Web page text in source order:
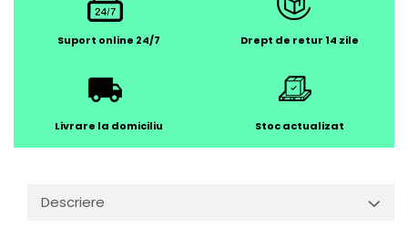
Suport online 24/7 Drept de retur 14 zile
Livrare la domiciliu Stoc actualizat
Descriere